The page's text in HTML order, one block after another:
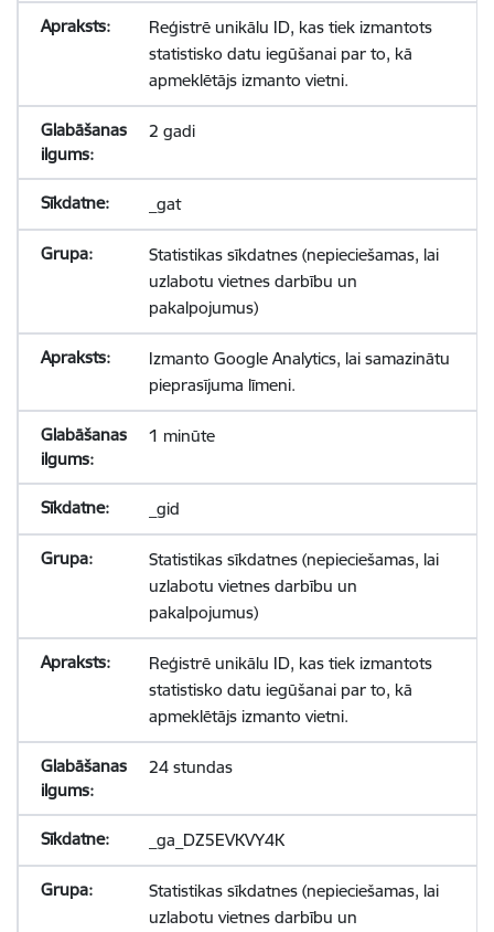
Reģistrē unikālu ID, kas tiek izmantots
statistisko datu iegūšanai par to, kā
apmeklētājs izmanto vietni.
2 gadi
_gat
Statistikas sīkdatnes (nepieciešamas, lai
uzlabotu vietnes darbību un
pakalpojumus)
Izmanto Google Analytics, lai samazinātu
pieprasījuma līmeni.
1 minūte
_gid
Statistikas sīkdatnes (nepieciešamas, lai
uzlabotu vietnes darbību un
pakalpojumus)
Reģistrē unikālu ID, kas tiek izmantots
statistisko datu iegūšanai par to, kā
apmeklētājs izmanto vietni.
24 stundas
_ga_DZ5EVKVY4K
Statistikas sīkdatnes (nepieciešamas, lai
uzlabotu vietnes darbību un